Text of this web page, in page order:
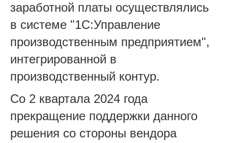
заработной платы осуществлялись
в системе "1С:Управление
производственным предприятием",
интегрированной в
производственный контур.
Со 2 квартала 2024 года
прекращение поддержки данного
решения со стороны вендора